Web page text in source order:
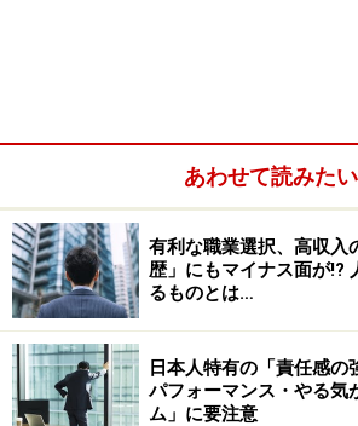
例えば、相手から聞かれてもいない
話を始めるパターン。強みを聞かれ
ュニケーションが得意ではないので
てから、後に話を続ける話法である
のあとに展開する話で盛り返すこと
が、他人の耳には「コミュニケーシ
という言葉が残る。
あわせて読みたい
有利な職業選択、高収
歴」にもマイナス面が!?
るものとは…
日本人特有の「責任感
パフォーマンス・やる気
ム」に要注意